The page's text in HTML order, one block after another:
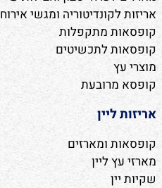
אריזות לקונדיטוריה ומגשי אירוח
קופסאות מתקפלות
קופסאות לתכשיטים
מוצרי עץ
קופסא מרובעת
אריזות ליין
קופסאות ומארזים
מארזי עץ ליין
שקיות יין